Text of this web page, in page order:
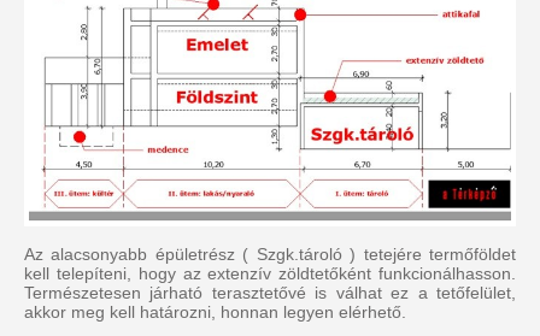
Az alacsonyabb épületrész ( Szgk.tároló ) tetejére termőföldet
kell telepíteni, hogy az extenzív zöldtetőként funkcionálhasson.
Természetesen járható terasztetővé is válhat ez a tetőfelület,
akkor meg kell határozni, honnan legyen elérhető.